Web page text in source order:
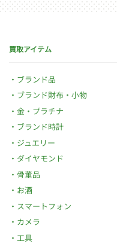
買取アイテム
ブランド品
ブランド財布・小物
金・プラチナ
ブランド時計
ジュエリー
ダイヤモンド
骨董品
お酒
スマートフォン
カメラ
工具